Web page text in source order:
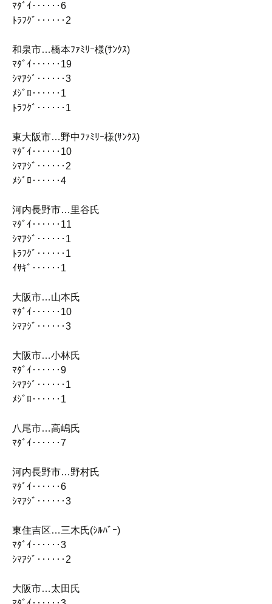
ﾏﾀﾞｲ‥‥‥6
ﾄﾗﾌｸﾞ‥‥‥2
和泉市…橋本ﾌｧﾐﾘｰ様(ｻﾝｸｽ)
ﾏﾀﾞｲ‥‥‥19
ｼﾏｱｼﾞ‥‥‥3
ﾒｼﾞﾛ‥‥‥1
ﾄﾗﾌｸﾞ‥‥‥1
東大阪市…野中ﾌｧﾐﾘｰ様(ｻﾝｸｽ)
ﾏﾀﾞｲ‥‥‥10
ｼﾏｱｼﾞ‥‥‥2
ﾒｼﾞﾛ‥‥‥4
河内長野市…里谷氏
ﾏﾀﾞｲ‥‥‥11
ｼﾏｱｼﾞ‥‥‥1
ﾄﾗﾌｸﾞ‥‥‥1
ｲｻｷﾞ‥‥‥1
大阪市…山本氏
ﾏﾀﾞｲ‥‥‥10
ｼﾏｱｼﾞ‥‥‥3
大阪市…小林氏
ﾏﾀﾞｲ‥‥‥9
ｼﾏｱｼﾞ‥‥‥1
ﾒｼﾞﾛ‥‥‥1
八尾市…高嶋氏
ﾏﾀﾞｲ‥‥‥7
河内長野市…野村氏
ﾏﾀﾞｲ‥‥‥6
ｼﾏｱｼﾞ‥‥‥3
東住吉区…三木氏(ｼﾙﾊﾞｰ)
ﾏﾀﾞｲ‥‥‥3
ｼﾏｱｼﾞ‥‥‥2
大阪市…太田氏